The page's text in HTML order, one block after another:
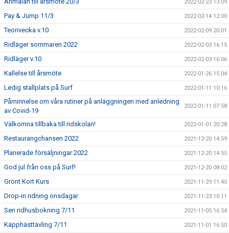
2022-02-23 13:09
Pay & Jump 11/3 2022-02-14 12:00
Teorivecka v.10 2022-02-09 20:01
Ridläger sommaren 2022 2022-02-03 16:15
Ridläger v.10 2022-02-03 16:06
Kallelse till årsmöte 2022-01-26 15:04
Ledig stallplats på Surf 2022-01-11 10:16
Påminnelse om våra rutiner på anläggningen med anledning
av Covid-19
2022-01-11 07:58
Välkomna tillbaka till ridskolan! 2022-01-01 20:28
Restaurangchansen 2022 2021-12-20 14:59
Planerade försäljningar 2022 2021-12-20 14:55
God jul från oss på Surf! 2021-12-20 08:02
Grönt Kort Kurs 2021-11-29 11:40
Drop-in ridning onsdagar 2021-11-23 10:11
Sen ridhusbokning 7/11 2021-11-05 16:54
Käpphästtävling 7/11 2021-11-01 16:50